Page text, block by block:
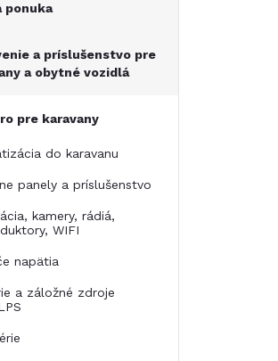
ponuka
a príslušenstvo pre
a obytné vozidlá
pre karavany
do karavanu
panely a príslušenstvo
kamery, rádiá,
WIFI
napätia
a záložné zdroje